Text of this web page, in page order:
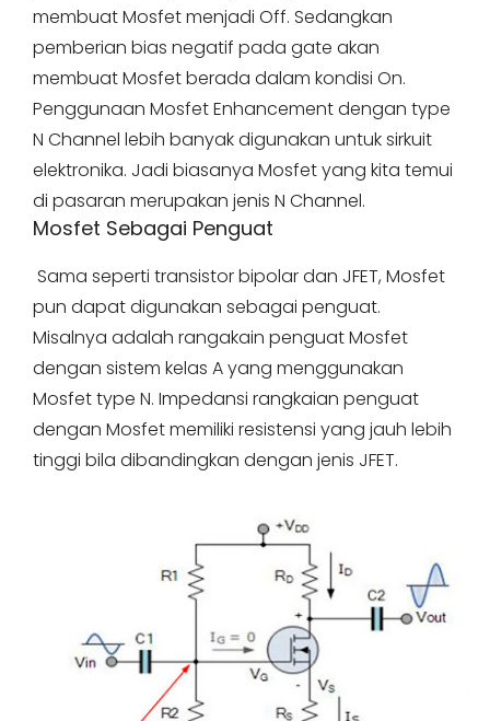
membuat Mosfet menjadi Off. Sedangkan
pemberian bias negatif pada gate akan
membuat Mosfet berada dalam kondisi On.
Penggunaan Mosfet Enhancement dengan type
N Channel lebih banyak digunakan untuk sirkuit
elektronika. Jadi biasanya Mosfet yang kita temui
di pasaran merupakan jenis N Channel.
Mosfet Sebagai Penguat
Sama seperti transistor bipolar dan JFET, Mosfet
pun dapat digunakan sebagai penguat.
Misalnya adalah rangakain penguat Mosfet
dengan sistem kelas A yang menggunakan
Mosfet type N. Impedansi rangkaian penguat
dengan Mosfet memiliki resistensi yang jauh lebih
tinggi bila dibandingkan dengan jenis JFET.